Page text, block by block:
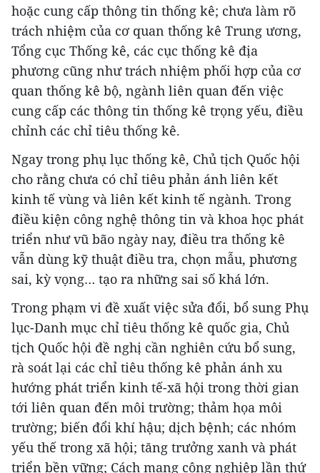
hoặc cung cấp thông tin thống kê; chưa làm rõ
trách nhiệm của cơ quan thống kê Trung ương,
Tổng cục Thống kê, các cục thống kê địa
phương cũng như trách nhiệm phối hợp của cơ
quan thống kê bộ, ngành liên quan đến việc
cung cấp các thông tin thống kê trọng yếu, điều
chỉnh các chỉ tiêu thống kê.
Ngay trong phụ lục thống kê, Chủ tịch Quốc hội
cho rằng chưa có chỉ tiêu phản ánh liên kết
kinh tế vùng và liên kết kinh tế ngành. Trong
điều kiện công nghệ thông tin và khoa học phát
triển như vũ bão ngày nay, điều tra thống kê
vẫn dùng kỹ thuật điều tra, chọn mẫu, phương
sai, kỳ vọng… tạo ra những sai số khá lớn.
Trong phạm vi đề xuất việc sửa đổi, bổ sung Phụ
lục-Danh mục chỉ tiêu thống kê quốc gia, Chủ
tịch Quốc hội đề nghị cần nghiên cứu bổ sung,
rà soát lại các chỉ tiêu thống kê phản ánh xu
hướng phát triển kinh tế-xã hội trong thời gian
tới liên quan đến môi trường; thảm họa môi
trường; biến đổi khí hậu; dịch bệnh; các nhóm
yếu thế trong xã hội; tăng trưởng xanh và phát
triển bền vững; Cách mạng công nghiệp lần thứ